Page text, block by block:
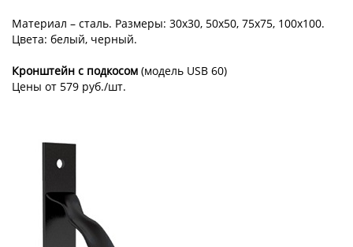
Материал – сталь. Размеры: 30x30, 50x50, 75x75, 100x100.
Цвета: белый, черный.
Кронштейн с подкосом (модель USB 60)
Цены от 579 руб./шт.